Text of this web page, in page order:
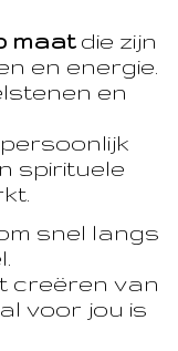
maatdie zijn
en energie.
en
spirituele
snel langs
creëren van
voor jou is